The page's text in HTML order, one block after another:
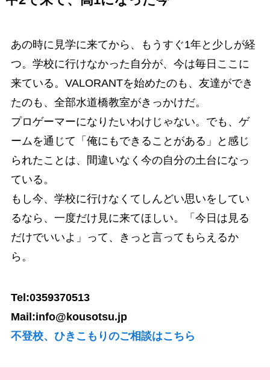
あの時に見学に来てから、もうすぐ1年と少しが経
つ。学校に行けなかった自分が、今は毎日ここに
来ている。VALORANTを始めたのも、友達ができ
たのも、全部水道橋教室がきっかけだ。
プロゲーマーになりたいわけじゃない。でも、ゲ
ームを通じて「俺にもできることがある」と感じ
られたことは、間違いなく今の自分の土台になっ
ている。
もし今、学校に行けなくてしんどい思いをしてい
るなら、一度だけ見に来てほしい。「今日は見る
だけでいいよ」って、きっと言ってもらえるか
ら。
Tel:0359370513
Mail:info@kousotsu.jp
不登校、ひきこもりのご相談はこちら